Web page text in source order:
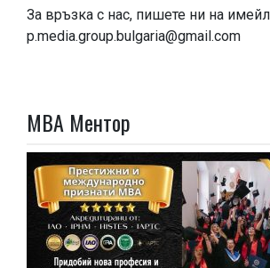
За връзка с нас, пишете ни на
p.media.group.bulgaria@gmail.com
МВА Ментор